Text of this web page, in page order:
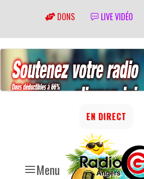
DONS LIVE VIDÉO
Menu
EN DIRECT